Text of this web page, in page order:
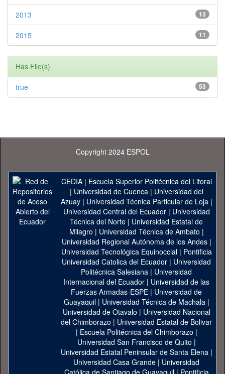
13
2013
11
2015
Has File(s)
53
true
Copyright 2024 ESPOL
CEDIA| Escuela Superior Politécnica del Litoral
| Universidad de Cuenca| Universidad del
Azuay| Universidad Técnica Particular de Loja|
Universidad Central del Ecuador| Universidad
Técnica del Norte | Universidad Estatal de
Milagro | Universidad Técnica de Ambato |
Universidad Regional Autónoma de los Andes|
Universidad Tecnológica Equinoccial| Pontificia
Universidad Catolica del Ecuador | Universidad
Politécnica Salesiana | Universidad
Internacional del Ecuador | Universidad de las
Fuerzas Armadas-ESPE | Universidad de
Guayaquil| Universidad Técnica de Machala|
Universidad de Otavalo | Universidad Nacional
del Chimborazo | Universidad Estatal de Bolivar
| Escuela Politécnica del Chimborazo |
Universidad San Francisco de Quito |
Universidad Estatal Peninsular de Santa Elena|
Universidad Casa Grande | Universidad
Católica de Santiago de Guayaquil| Pontificia